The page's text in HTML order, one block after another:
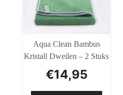
Aqua Clean Bambus
Kristall Dweilen – 2 Stuks
€14,95